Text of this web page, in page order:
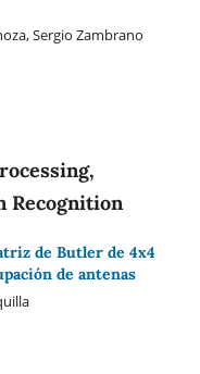
Sergio Zambrano
Recognition
de Butler de 4x4
de antenas